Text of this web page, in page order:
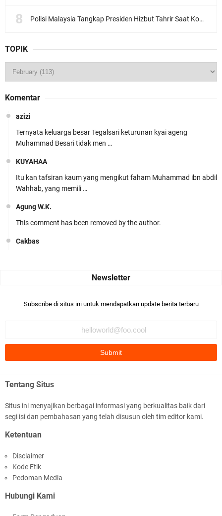
Polisi Malaysia Tangkap Presiden Hizbut Tahrir Saat Konferensi Pers
TOPIK
Komentar
azizi
Ternyata keluarga besar Tegalsari keturunan kyai ageng
Muhammad Besari tidak men …
KUYAHAA
Itu kan tafsiran kaum yang mengikut faham Muhammad ibn abdil
Wahhab, yang memili …
Agung W.K.
This comment has been removed by the author.
Cakbas
Bismillaah semoga pembuat artikel Alloh berikan pemahaman yg
Ada sejumlah pertanyaan kepada Anda dan jawablah dengan
mengikuti ust. K …
Anonymous
Anonymous
Subscribe di situs ini untuk mendapatkan update berita terbaru
Tentang Situs
Situs ini menyajikan berbagai informasi yang berkualitas baik dari
segi isi dan pembahasan yang telah disusun oleh tim editor kami.
Ketentuan
Disclaimer
Kode Etik
Pedoman Media
Hubungi Kami